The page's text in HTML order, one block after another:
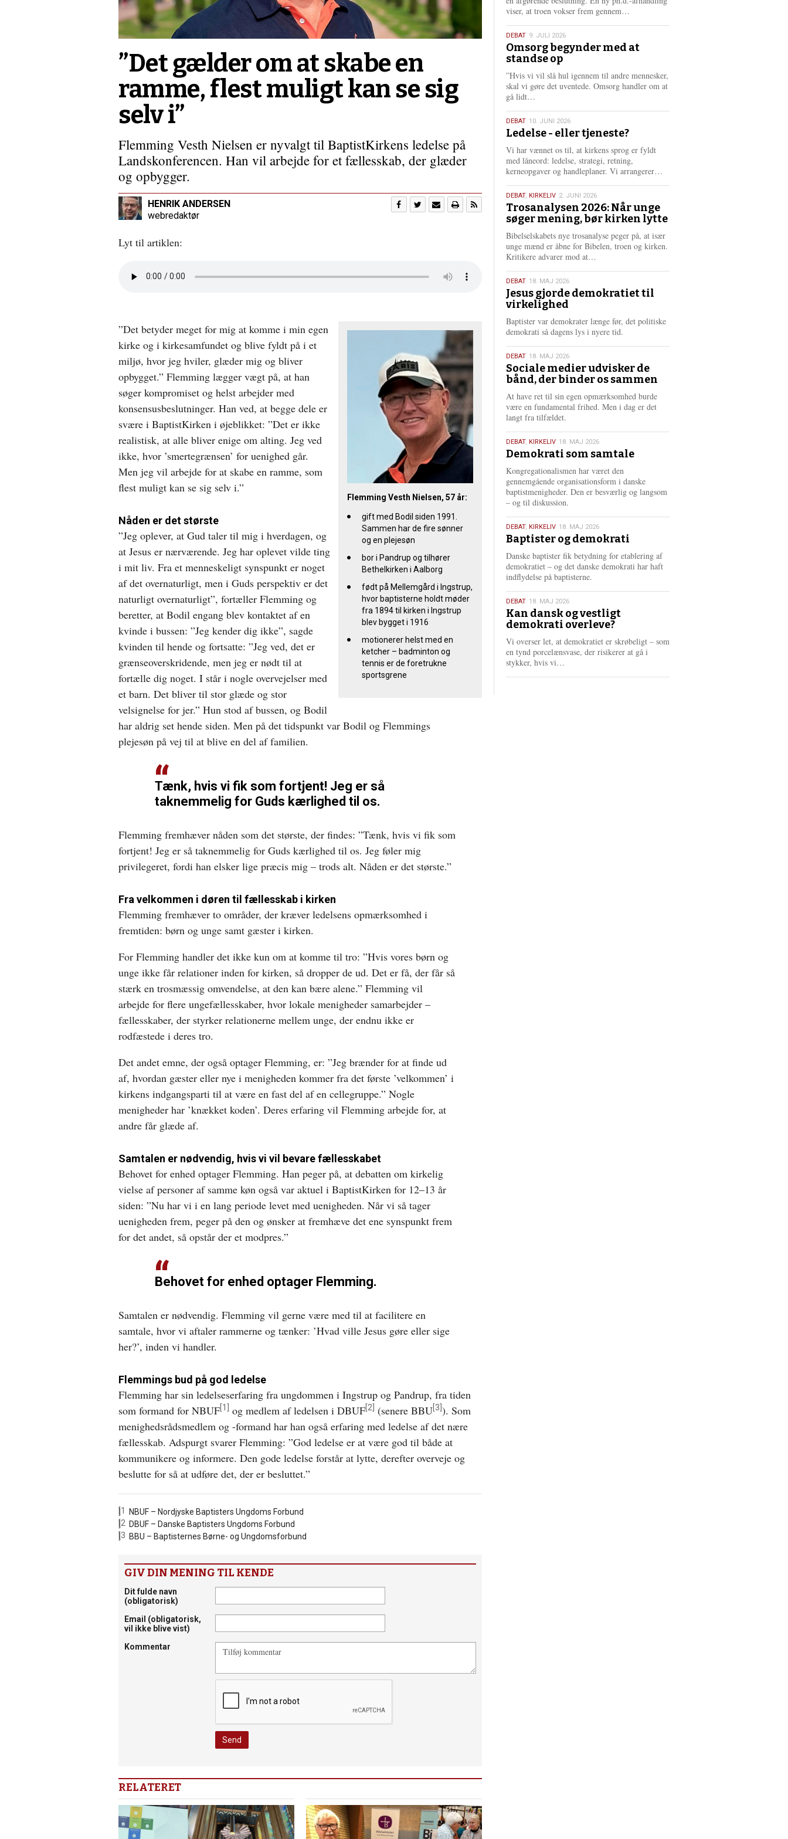
”Det gælder om at skabe en
ramme, flest muligt kan se sig
selv i”
Flemming Vesth Nielsen er nyvalgt til BaptistKirkens ledelse på
Landskonferencen. Han vil arbejde for et fællesskab, der glæder
og opbygger.
HENRIK ANDERSEN
webredaktør
Lyt til artiklen:
Flemming Vesth Nielsen, 57 år:
gift med Bodil siden 1991.
Sammen har de fire sønner
og en plejesøn
bor i Pandrup og tilhører
Bethelkirken i Aalborg
født på Mellemgård i Ingstrup,
hvor baptisterne holdt møder
fra 1894 til kirken i Ingstrup
blev bygget i 1916
motionerer helst med en
ketcher – badminton og
tennis er de foretrukne
sportsgrene
”Det betyder meget for mig at komme i min egen
kirke og i kirkesamfundet og blive fyldt på i et
miljø, hvor jeg hviler, glæder mig og bliver
opbygget.” Flemming lægger vægt på, at han
søger kompromiset og helst arbejder med
konsensusbeslutninger. Han ved, at begge dele er
svære i BaptistKirken i øjeblikket: ”Det er ikke
realistisk, at alle bliver enige om alting. Jeg ved
ikke, hvor ’smertegrænsen’ for uenighed går.
Men jeg vil arbejde for at skabe en ramme, som
flest muligt kan se sig selv i.”
Nåden er det største
”Jeg oplever, at Gud taler til mig i hverdagen, og
at Jesus er nærværende. Jeg har oplevet vilde ting
i mit liv. Fra et menneskeligt synspunkt er noget
af det overnaturligt, men i Guds perspektiv er det
naturligt overnaturligt”, fortæller Flemming og
beretter, at Bodil engang blev kontaktet af en
kvinde i bussen: ”Jeg kender dig ikke”, sagde
kvinden til hende og fortsatte: ”Jeg ved, det er
grænseoverskridende, men jeg er nødt til at
fortælle dig noget. I står i nogle overvejelser med
et barn. Det bliver til stor glæde og stor
velsignelse for jer.” Hun stod af bussen, og Bodil
har aldrig set hende siden. Men på det tidspunkt var Bodil og Flemmings
plejesøn på vej til at blive en del af familien.
Tænk, hvis vi fik som fortjent! Jeg er så
taknemmelig for Guds kærlighed til os.
Flemming fremhæver nåden som det største, der findes: ”Tænk, hvis vi fik som
fortjent! Jeg er så taknemmelig for Guds kærlighed til os. Jeg føler mig
privilegeret, fordi han elsker lige præcis mig – trods alt. Nåden er det største.”
Fra velkommen i døren til fællesskab i kirken
Flemming fremhæver to områder, der kræver ledelsens opmærksomhed i
fremtiden: børn og unge samt gæster i kirken.
For Flemming handler det ikke kun om at komme til tro: ”Hvis vores børn og
unge ikke får relationer inden for kirken, så dropper de ud. Det er få, der får så
stærk en trosmæssig omvendelse, at den kan bære alene.” Flemming vil
arbejde for flere ungefællesskaber, hvor lokale menigheder samarbejder –
fællesskaber, der styrker relationerne mellem unge, der endnu ikke er
rodfæstede i deres tro.
Det andet emne, der også optager Flemming, er: ”Jeg brænder for at finde ud
af, hvordan gæster eller nye i menigheden kommer fra det første ’velkommen’ i
kirkens indgangsparti til at være en fast del af en cellegruppe.” Nogle
menigheder har ’knækket koden’. Deres erfaring vil Flemming arbejde for, at
andre får glæde af.
Samtalen er nødvendig, hvis vi vil bevare fællesskabet
Behovet for enhed optager Flemming. Han peger på, at debatten om kirkelig
vielse af personer af samme køn også var aktuel i BaptistKirken for 12–13 år
siden: ”Nu har vi i en lang periode levet med uenigheden. Når vi så tager
uenigheden frem, peger på den og ønsker at fremhæve det ene synspunkt frem
for det andet, så opstår der et modpres.”
Behovet for enhed optager Flemming.
Samtalen er nødvendig. Flemming vil gerne være med til at facilitere en
samtale, hvor vi aftaler rammerne og tænker: ’Hvad ville Jesus gøre eller sige
her?’, inden vi handler.
Flemmings bud på god ledelse
Flemming har sin ledelseserfaring fra ungdommen i Ingstrup og Pandrup, fra tiden
som formand for NBUF [1] og medlem af ledelsen i DBUF [2] (senere BBU [3] ). Som
menighedsrådsmedlem og -formand har han også erfaring med ledelse af det nære
fællesskab. Adspurgt svarer Flemming: ”God ledelse er at være god til både at
kommunikere og informere. Den gode ledelse forstår at lytte, derefter overveje og
beslutte for så at udføre det, der er besluttet.”
NBUF – Nordjyske Baptisters Ungdoms Forbund
DBUF – Danske Baptisters Ungdoms Forbund
BBU – Baptisternes Børne- og Ungdomsforbund
GIV DIN MENING TIL KENDE
Dit fulde navn
(obligatorisk)
Email (obligatorisk,
vil ikke blive vist)
Kommentar
RELATERET
viser, at troen vokser frem gennem…
e
e
9.
juli
2026
DEBAT 9. JULI 2026
Omsorg begynder med at
standse op
”Hvis vi vil slå hul igennem til andre mennesker,
skal vi gøre det uventede. Omsorg handler om at
gå lidt…
s
e
r
e
10.
juni
2026
DEBAT 10. JUNI 2026
Ledelse - eller tjeneste?
Vi har vænnet os til, at kirkens sprog er fyldt
med låneord: ledelse, strategi, retning,
kerneopgaver og handleplaner. Vi arrangerer…
r
e
2.
juni
2026
DEBAT, KIRKELIV 2. JUNI 2026
Trosanalysen 2026: Når unge
søger mening, bør kirken lytte
Bibelselskabets nye trosanalyse peger på, at især
unge mænd er åbne for Bibelen, troen og kirken.
Kritikere advarer mod at…
e
e
18.
maj
2026
DEBAT 18. MAJ 2026
Jesus gjorde demokratiet til
virkelighed
Baptister var demokrater længe før, det politiske
demokrati så dagens lys i nyere tid.
18.
maj
2026
DEBAT 18. MAJ 2026
Sociale medier udvisker de
bånd, der binder os sammen
At have ret til sin egen opmærksomhed burde
være en fundamental frihed. Men i dag er det
langt fra tilfældet.
18.
maj
2026
DEBAT, KIRKELIV 18. MAJ 2026
Demokrati som samtale
Kongregationalismen har været den
gennemgående organisationsform i danske
baptistmenigheder. Den er besværlig og langsom
– og til diskussion.
18.
maj
2026
DEBAT, KIRKELIV 18. MAJ 2026
Baptister og demokrati
Danske baptister fik betydning for etablering af
demokratiet – og det danske demokrati har haft
indflydelse på baptisterne.
18.
maj
2026
DEBAT 18. MAJ 2026
Kan dansk og vestligt
demokrati overleve?
Vi overser let, at demokratiet er skrøbeligt – som
en tynd porcelænsvase, der risikerer at gå i
stykker, hvis vi…